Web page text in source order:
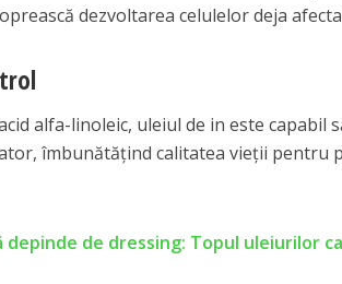
dezvoltarea celulelor deja
alfa-linoleic, uleiul de in este capabil
îmbunătăţind calitatea vieţii pentru
depinde de dressing: Topul uleiurilor